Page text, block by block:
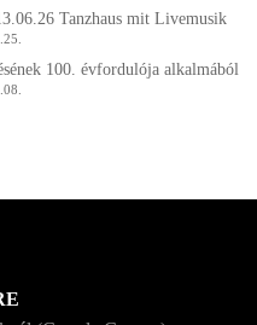
Tanzhaus mit Livemusik
100. évfordulója alkalmából